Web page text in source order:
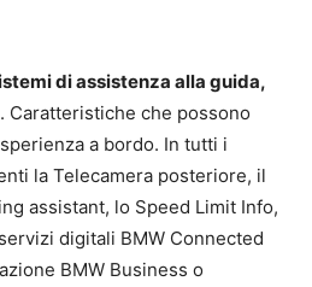
di assistenza alla guida,
. Caratteristiche che possono
a bordo. In tutti i
la Telecamera posteriore, il
assistant, lo Speed Limit Info,
digitali BMW Connected
BMW Business o